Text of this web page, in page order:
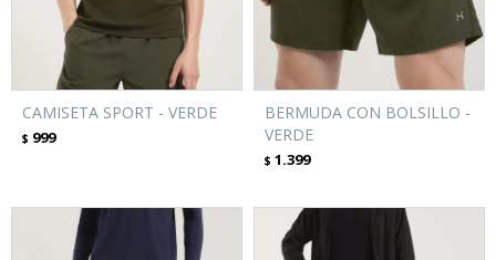
CAMISETA SPORT - VERDE
$ 999
BERMUDA CON BOLSILLO -
VERDE
$ 1.399